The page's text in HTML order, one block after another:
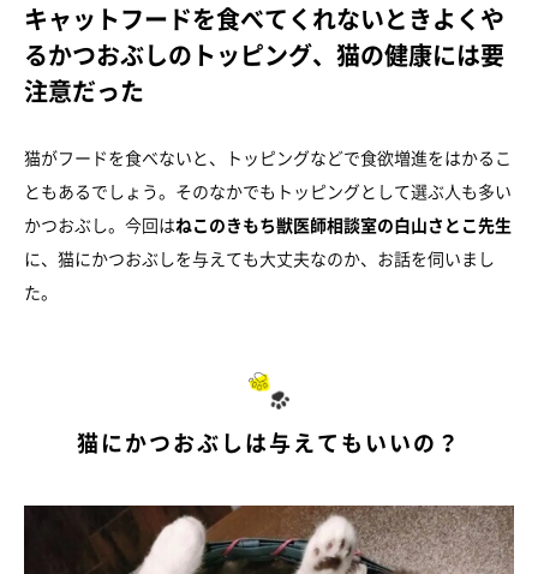
キャットフードを食べてくれないときよくや
るかつおぶしのトッピング、猫の健康には要
注意だった
猫がフードを食べないと、トッピングなどで食欲増進をはかるこ
ともあるでしょう。そのなかでもトッピングとして選ぶ人も多い
かつおぶし。今回はねこのきもち獣医師相談室の白山さとこ先生
に、猫にかつおぶしを与えても大丈夫なのか、お話を伺いまし
た。
猫にかつおぶしは与えてもいいの？